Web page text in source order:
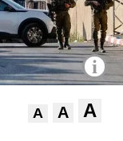
i
A A A